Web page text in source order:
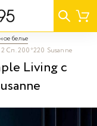
белье
Сп. 200*220 Susanne
Living с